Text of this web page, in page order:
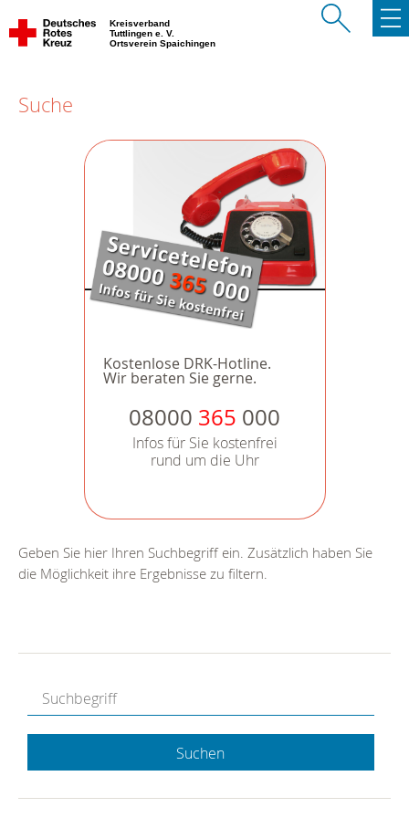
Kreisverband
Tuttlingen e. V.
Ortsverein Spaichingen
Suche
Kostenlose DRK-Hotline.
Wir beraten Sie gerne.
08000 365 000
Infos für Sie kostenfrei
rund um die Uhr
Geben Sie hier Ihren Suchbegriff ein. Zusätzlich haben Sie
die Möglichkeit ihre Ergebnisse zu filtern.
Suchen